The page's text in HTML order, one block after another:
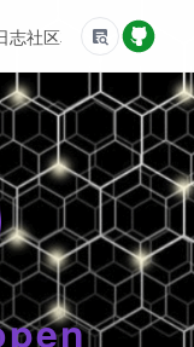
志社区友情链接